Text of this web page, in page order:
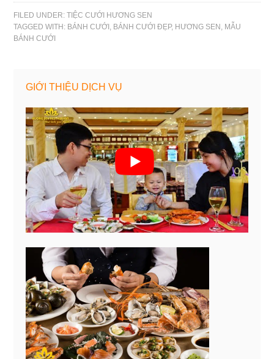
FILED UNDER:TIỆC CƯỚI HƯƠNG SEN
TAGGED WITH: BÁNH CƯỚI , BÁNH CƯỚI ĐẸP, HƯƠNG SEN , MẪU
BÁNH CƯỚI
GIỚI THIỆU DỊCH VỤ